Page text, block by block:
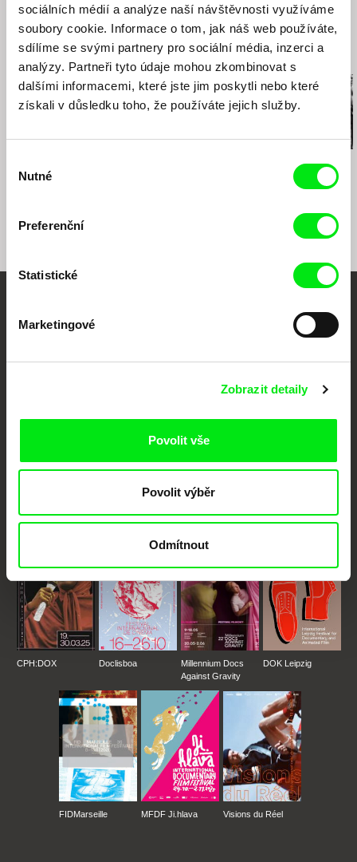
sociálních médií a analýze naší návštěvnosti využíváme
soubory cookie. Informace o tom, jak náš web používáte,
sdílíme se svými partnery pro sociální média, inzerci a
analýzy. Partneři tyto údaje mohou zkombinovat s
dalšími informacemi, které jste jim poskytli nebo které
získali v důsledku toho, že používáte jejich služby.
souhlasu
Nutné
Preferenční
Statistické
Marketingové
Zobrazit detaily
Povolit vše
Povolit výběr
Odmítnout
web:http://www.aqs.cz/
tel: +420 221 436 105
e-mail:sales@aqs.cz,jan.rubes@magicbox.cz
Související filmy (20)
Návrat domů – Marina
Dušan Hanák
322
Nové festivalové filmy
festivalů dokumentárního filmu sdružených do Doc Alliance. Naším cílem je
podporovat kvalitní autorské filmy.
CPH:DOX Doclisboa
Millennium Docs
Against Gravity
DOK Leipzig
FIDMarseille MFDF Ji.hlava Visions du Réel